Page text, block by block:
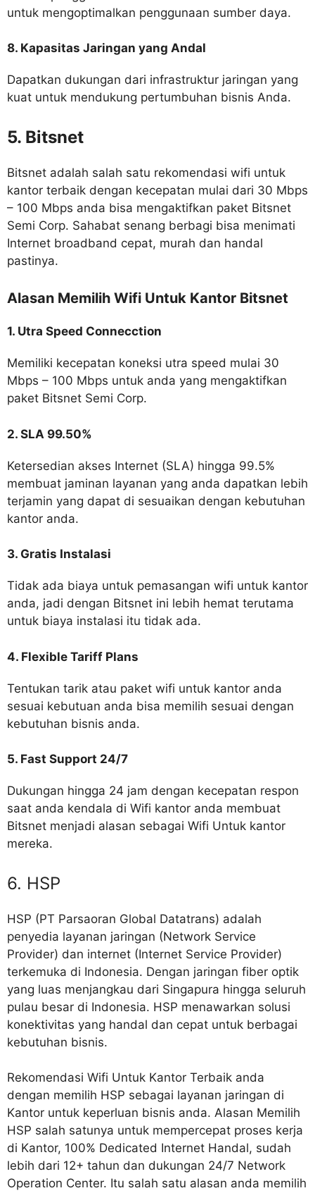
untuk mengoptimalkan penggunaan sumber daya.
8. Kapasitas Jaringan yang Andal
Dapatkan dukungan dari infrastruktur jaringan yang
kuat untuk mendukung pertumbuhan bisnis Anda.
5. Bitsnet
Bitsnet adalah salah satu rekomendasi wifi untuk
kantor terbaik dengan kecepatan mulai dari 30 Mbps
– 100 Mbps anda bisa mengaktifkan paket Bitsnet
Semi Corp. Sahabat senang berbagi bisa menimati
Internet broadband cepat, murah dan handal
pastinya.
Alasan Memilih Wifi Untuk Kantor Bitsnet
1. Utra Speed Connecction
Memiliki kecepatan koneksi utra speed mulai 30
Mbps – 100 Mbps untuk anda yang mengaktifkan
paket Bitsnet Semi Corp.
2. SLA 99.50%
Ketersedian akses Internet (SLA) hingga 99.5%
membuat jaminan layanan yang anda dapatkan lebih
terjamin yang dapat di sesuaikan dengan kebutuhan
kantor anda.
3. Gratis Instalasi
Tidak ada biaya untuk pemasangan wifi untuk kantor
anda, jadi dengan Bitsnet ini lebih hemat terutama
untuk biaya instalasi itu tidak ada.
4. Flexible Tariff Plans
Tentukan tarik atau paket wifi untuk kantor anda
sesuai kebutuan anda bisa memilih sesuai dengan
kebutuhan bisnis anda.
5. Fast Support 24/7
Dukungan hingga 24 jam dengan kecepatan respon
saat anda kendala di Wifi kantor anda membuat
Bitsnet menjadi alasan sebagai Wifi Untuk kantor
mereka.
6. HSP
HSP (PT Parsaoran Global Datatrans) adalah
penyedia layanan jaringan (Network Service
Provider) dan internet (Internet Service Provider)
terkemuka di Indonesia. Dengan jaringan fiber optik
yang luas menjangkau dari Singapura hingga seluruh
pulau besar di Indonesia. HSP menawarkan solusi
konektivitas yang handal dan cepat untuk berbagai
kebutuhan bisnis.
Rekomendasi Wifi Untuk Kantor Terbaik anda
dengan memilih HSP sebagai layanan jaringan di
Kantor untuk keperluan bisnis anda. Alasan Memilih
HSP salah satunya untuk mempercepat proses kerja
di Kantor, 100% Dedicated Internet Handal, sudah
lebih dari 12+ tahun dan dukungan 24/7 Network
Operation Center. Itu salah satu alasan anda memilih